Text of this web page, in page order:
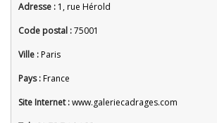
Adresse : 1, rue Hérold
Code postal :75001
Ville :Paris
Pays :France
Site Internet :www.galeriecadrages.com